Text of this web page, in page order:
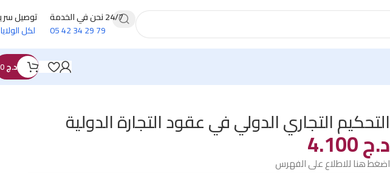
24/7 نحن في الخدمة
79 29 34 42 05
توصيل
لكل
د.ج
التحكيم التجاري الدولي في عقود التجارة الدولية
د.ج
اضغط هنا للاطلاع على الفهرس